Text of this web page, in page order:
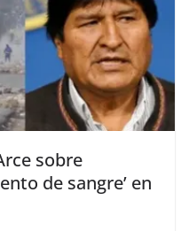
sobre
de sangre’ en